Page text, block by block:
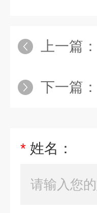
上一篇：
下一篇：
* 姓名：